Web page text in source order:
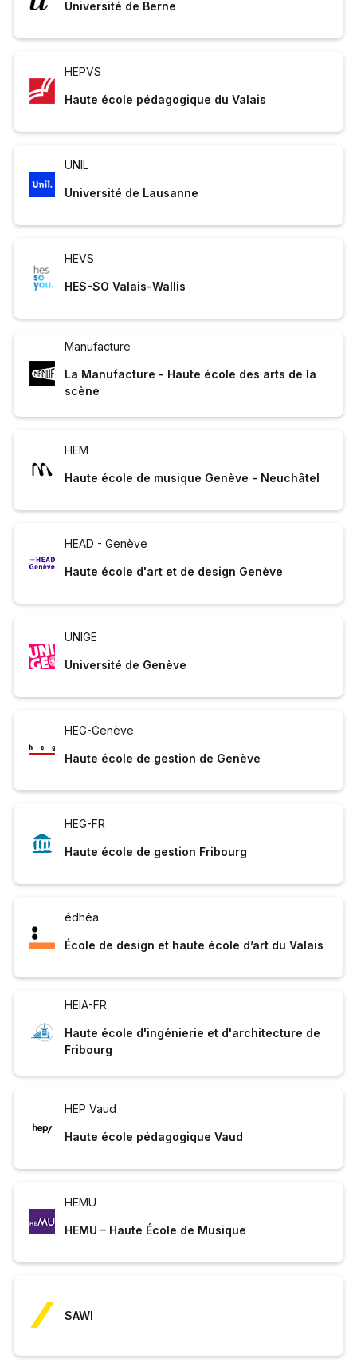
Université de Berne
HEPVS
Haute école pédagogique du Valais
UNIL
Université de Lausanne
HEVS
HES-SO Valais-Wallis
Manufacture
La Manufacture - Haute école des arts de la
scène
HEM
Haute école de musique Genève - Neuchâtel
HEAD - Genève
Haute école d'art et de design Genève
UNIGE
Université de Genève
HEG-Genève
Haute école de gestion de Genève
HEG-FR
Haute école de gestion Fribourg
édhéa
École de design et haute école d’art du Valais
HEIA-FR
Haute école d'ingénierie et d'architecture de
Fribourg
HEP Vaud
Haute école pédagogique Vaud
HEMU
HEMU – Haute École de Musique
SAWI